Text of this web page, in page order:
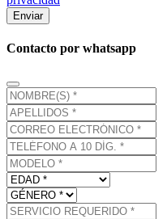
Enviar
Contacto por whatsapp